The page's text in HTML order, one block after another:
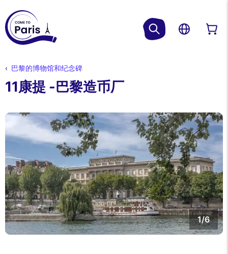
巴黎的博物馆和纪念碑
11康提 -巴黎造币厂
1/6